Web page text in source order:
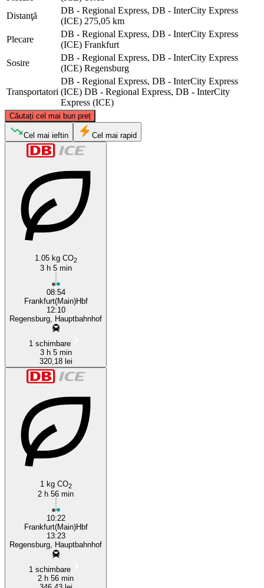
Distanţă
DB - Regional Express, DB - InterCity Express
(ICE) 275,05 km
Plecare
DB - Regional Express, DB - InterCity Express
(ICE) Frankfurt
Sosire
DB - Regional Express, DB - InterCity Express
(ICE) Regensburg
Transportatori
DB - Regional Express, DB - InterCity Express
(ICE) DB - Regional Express, DB - InterCity
Express (ICE)
Căutați cel mai bun preț
Frankfurt
Cel mai ieftin Cel mai rapid
1.05 kg CO2
3 h 5 min
08:54
Frankfurt(Main)Hbf
12:10
Regensburg, Hauptbahnhof
1 schimbare
3 h 5 min
320,18 lei
1 kg CO2
2 h 56 min
10:22
Frankfurt(Main)Hbf
13:23
Regensburg, Hauptbahnhof
1 schimbare
2 h 56 min